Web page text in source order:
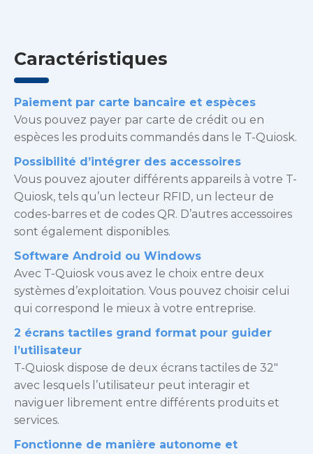
Caractéristiques
Paiement par carte bancaire et espèces
Vous pouvez payer par carte de crédit ou en
espèces les produits commandés dans le T-Quiosk.
Possibilité d’intégrer des accessoires
Vous pouvez ajouter différents appareils à votre T-
Quiosk, tels qu’un lecteur RFID, un lecteur de
codes-barres et de codes QR. D’autres accessoires
sont également disponibles.
Software Android ou Windows
Avec T-Quiosk vous avez le choix entre deux
systèmes d’exploitation. Vous pouvez choisir celui
qui correspond le mieux à votre entreprise.
2 écrans tactiles grand format pour guider
l’utilisateur
T-Quiosk dispose de deux écrans tactiles de 32″
avec lesquels l’utilisateur peut interagir et
naviguer librement entre différents produits et
services.
Fonctionne de manière autonome et